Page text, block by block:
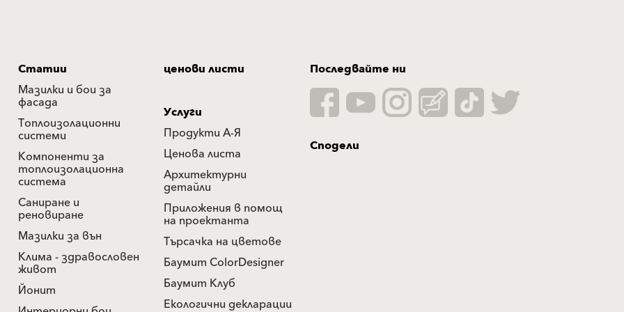
Статии
Мазилки и бои за
фасада
Топлоизолационни
системи
Компоненти за
топлоизолационна
система
Саниране и
реновиране
Мазилки за вън
Клима - здравословен
живот
Йонит
ценови листи
Услуги
Продукти А-Я
Ценова листа
Архитектурни
детайли
Приложения в помощ
на проектанта
Търсачка на цветове
Баумит ColorDesigner
Баумит Клуб
Екологични декларации
Последвайте ни
Сподели